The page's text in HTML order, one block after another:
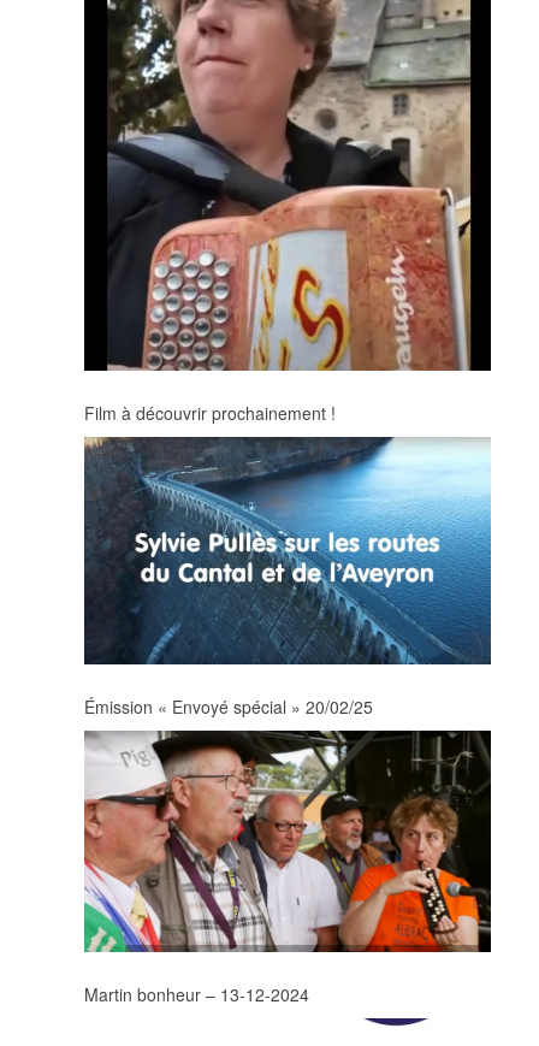
Film à découvrir prochainement !
Émission « Envoyé spécial » 20/02/25
Martin bonheur – 13-12-2024